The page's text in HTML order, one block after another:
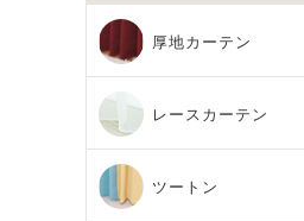
厚地カーテン
レースカーテン
ツートン